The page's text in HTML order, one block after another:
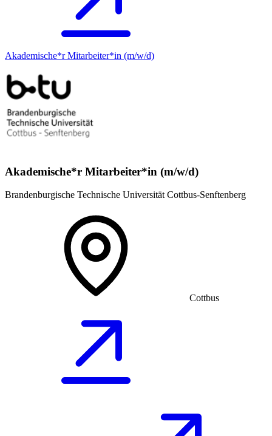
Akademische*r Mitarbeiter*in (m/w/d)
Akademische*r Mitarbeiter*in (m/w/d)
Brandenburgische Technische Universität Cottbus-Senftenberg
Cottbus